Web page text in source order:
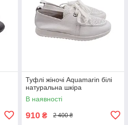
Туфлі жіночі Aquamarin білі
натуральна шкіра
В наявності
910 ₴ 2 400 ₴